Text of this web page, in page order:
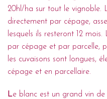
20hl/ha sur tout le vignoble.
directement par cépage,
lesquels ils resteront 12
par cépage et par parcelle,
les cuvaisons sont longues,
cépage et en parcellaire.
Le blanc est un grand vin